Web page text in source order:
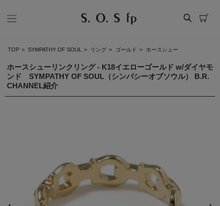
TOP > SYMPATHY OF SOUL > リング > ゴールド > ホースシュー
ホースシューリンクリング - K18イエローゴールド w/ダイヤモ
ンド SYMPATHY OF SOUL（シンパシーオブソウル） B.R.
CHANNEL紹介